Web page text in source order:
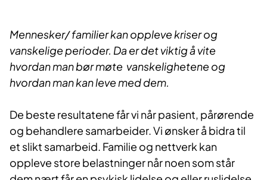
Mennesker/ familier kan oppleve kriser og
vanskelige perioder. Da er det viktig å vite
hvordan man bør møte vanskelighetene og
hvordan man kan leve med dem.
De beste resultatene får vi når pasient, pårørende
og behandlere samarbeider. Vi ønsker å bidra til
et slikt samarbeid. Familie og nettverk kan
oppleve store belastninger når noen som står